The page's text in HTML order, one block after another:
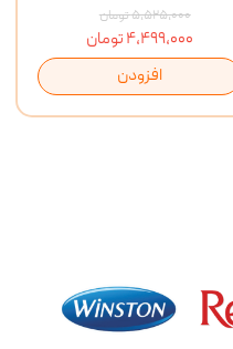
۵,۵۲۵,۰۰۰ تومان
۴,۴۹۹,۰۰۰ تومان
افزودن